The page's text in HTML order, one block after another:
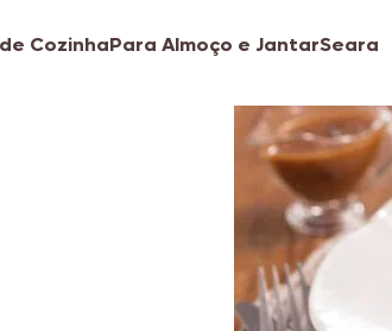
CozinhaPara Almoço e JantarSeara